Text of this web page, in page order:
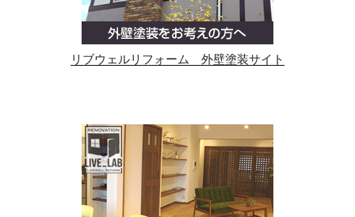
リブウェルリフォーム 外壁塗装サイト